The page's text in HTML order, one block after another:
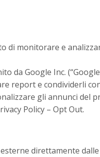
monitorare e
da Google Inc.
report e condividerli
gli annunci del
Policy – Opt Out.
direttamente